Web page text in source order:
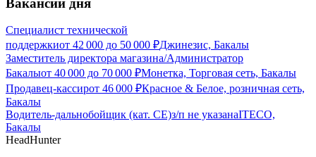
Специалист технической
поддержкиот 42 000 до 50 000 ₽Джинезис, Бакалы
Заместитель директора магазина/Администратор
Бакалыот 40 000 до 70 000 ₽Монетка, Торговая сеть, Бакалы
Продавец-кассирот 46 000 ₽Красное & Белое, розничная сеть,
Бакалы
Водитель-дальнобойщик (кат. CE)з/п не указанаITECO,
Бакалы
HeadHunter